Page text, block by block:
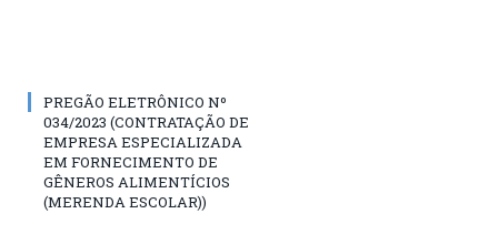
PREGÃO ELETRÔNICO Nº
034/2023 (CONTRATAÇÃO DE
EMPRESA ESPECIALIZADA
EM FORNECIMENTO DE
GÊNEROS ALIMENTÍCIOS
(MERENDA ESCOLAR))